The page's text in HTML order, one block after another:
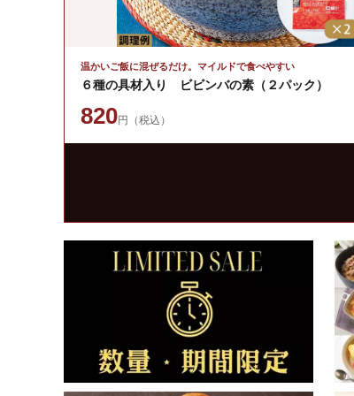
温かいご飯に混ぜるだけ。マイルドで食べやすい
６種の具材入り ビビンバの素（２パック）
820円（税込）